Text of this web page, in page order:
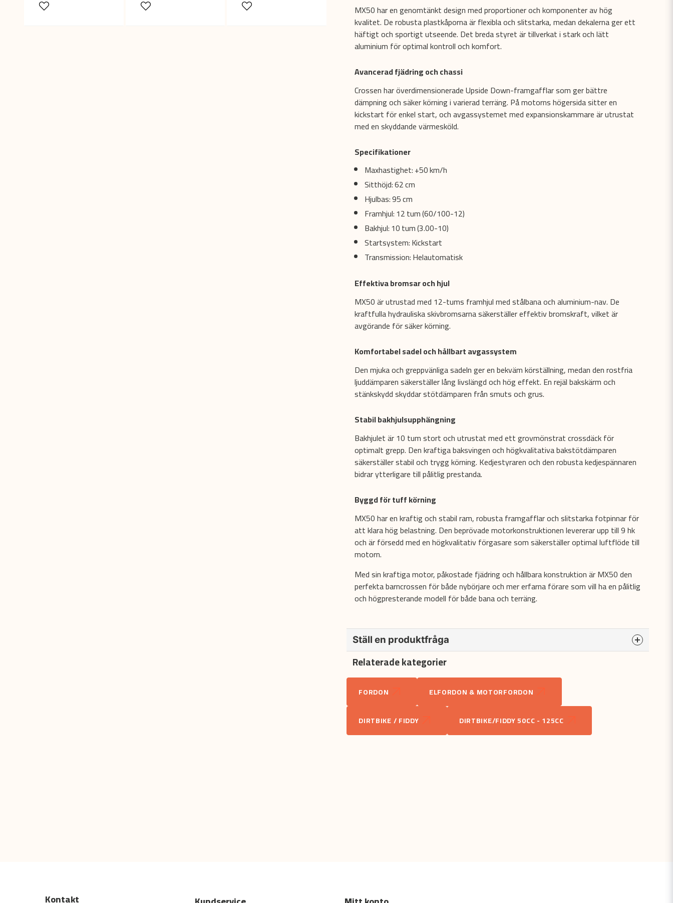
MX50 har en genomtänkt design med proportioner och komponenter av hög
kvalitet. De robusta plastkåporna är flexibla och slitstarka, medan dekalerna ger ett
häftigt och sportigt utseende. Det breda styret är tillverkat i stark och lätt
aluminium för optimal kontroll och komfort.
Avancerad fjädring och chassi
Crossen har överdimensionerade Upside Down-framgafflar som ger bättre
dämpning och säker körning i varierad terräng. På motorns högersida sitter en
kickstart för enkel start, och avgassystemet med expansionskammare är utrustat
med en skyddande värmesköld.
Specifikationer
Maxhastighet: +50 km/h
Sitthöjd: 62 cm
Hjulbas: 95 cm
Framhjul: 12 tum (60/100-12)
Bakhjul: 10 tum (3.00-10)
Startsystem: Kickstart
Transmission: Helautomatisk
Effektiva bromsar och hjul
MX50 är utrustad med 12-tums framhjul med stålbana och aluminium-nav. De
kraftfulla hydrauliska skivbromsarna säkerställer effektiv bromskraft, vilket är
avgörande för säker körning.
Komfortabel sadel och hållbart avgassystem
Den mjuka och greppvänliga sadeln ger en bekväm körställning, medan den rostfria
ljuddämparen säkerställer lång livslängd och hög effekt. En rejäl bakskärm och
stänkskydd skyddar stötdämparen från smuts och grus.
Stabil bakhjulsupphängning
Bakhjulet är 10 tum stort och utrustat med ett grovmönstrat crossdäck för
optimalt grepp. Den kraftiga baksvingen och högkvalitativa bakstötdämparen
säkerställer stabil och trygg körning. Kedjestyraren och den robusta kedjespännaren
bidrar ytterligare till pålitlig prestanda.
Byggd för tuff körning
MX50 har en kraftig och stabil ram, robusta framgafflar och slitstarka fotpinnar för
att klara hög belastning. Den beprövade motorkonstruktionen levererar upp till 9 hk
och är försedd med en högkvalitativ förgasare som säkerställer optimal luftflöde till
motorn.
Med sin kraftiga motor, påkostade fjädring och hållbara konstruktion är MX50 den
perfekta barncrossen för både nybörjare och mer erfarna förare som vill ha en pålitlig
och högpresterande modell för både bana och terräng.
Ställ en produktfråga
question
Fråga oss något om denna produkten...
nameNamn email
Mejladress
Relaterade kategorier
FORDON ELFORDON & MOTORFORDON
DIRTBIKE / FIDDY DIRTBIKE/FIDDY 50CC - 125CC
Kontakt